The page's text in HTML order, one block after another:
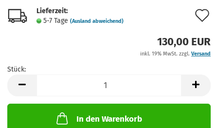
Lieferzeit:
5-7 Tage (Ausland abweichend)
130,00 EUR
inkl. 19% MwSt. zzgl. Versand
Stück:
In den Warenkorb